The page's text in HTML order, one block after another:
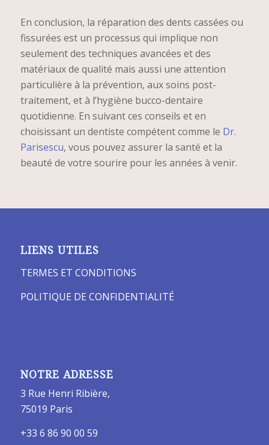
En conclusion, la réparation des dents cassées ou
fissurées est un processus qui implique non
seulement des techniques avancées et des
matériaux de qualité mais aussi une attention
particulière à la prévention, aux soins post-
traitement, et à l’hygiène bucco-dentaire
quotidienne. En suivant ces conseils et en
choisissant un dentiste compétent comme le Dr.
Parisescu, vous pouvez assurer la santé et la
beauté de votre sourire pour les années à venir.
LIENS UTILES
TERMES ET CONDITIONS
POLITIQUE DE CONFIDENTIALITÉ
NOTRE ADRESSE
3 Rue Henri Ribière,
75019 Paris
+33 6 86 90 00 59